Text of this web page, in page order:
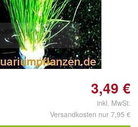
antippen zum
vergrößern
3,49 €
inkl. MwSt.
Versandkosten nur 7,95 €